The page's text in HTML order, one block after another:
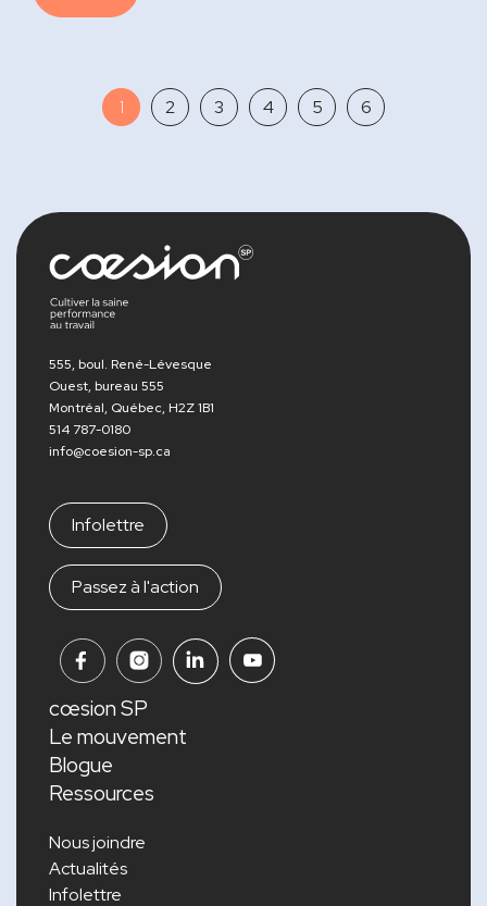
1 2 3 4 5 6
Infolettre
Passez à l'action
555, boul. René-Lévesque
Ouest, bureau 555
Montréal, Québec, H2Z 1B1
514 787-0180
info@coesion-sp.ca
cœsion SP
Le mouvement
Blogue
Ressources
Nous joindre
Actualités
Infolettre